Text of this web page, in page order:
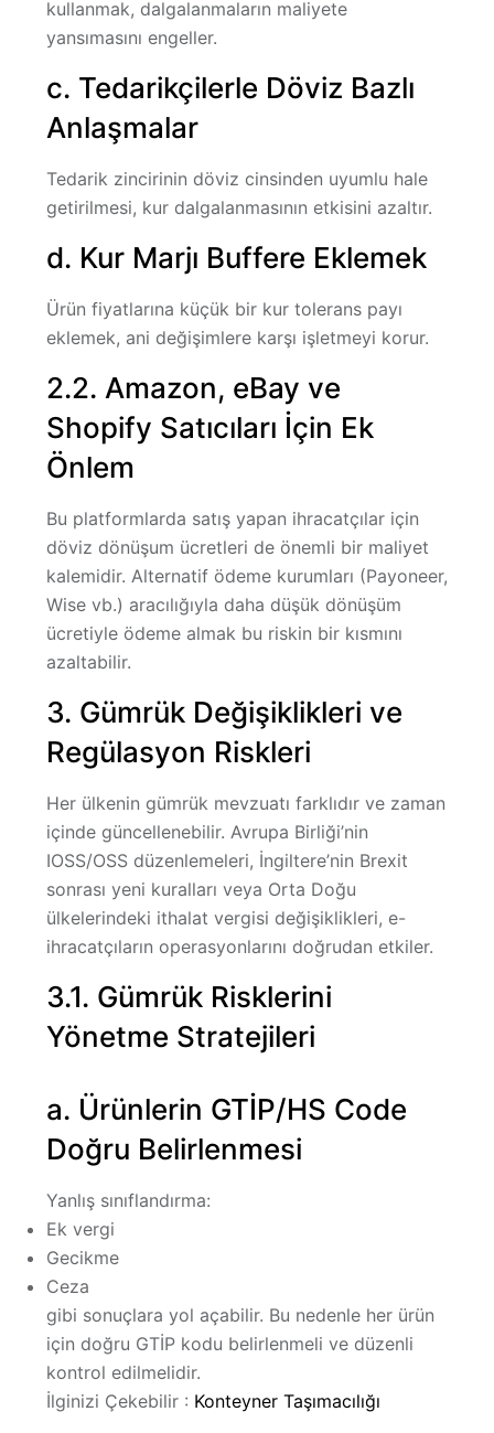
kullanmak, dalgalanmaların maliyete
yansımasını engeller.
c. Tedarikçilerle Döviz Bazlı
Anlaşmalar
Tedarik zincirinin döviz cinsinden uyumlu hale
getirilmesi, kur dalgalanmasının etkisini azaltır.
d. Kur Marjı Buffere Eklemek
Ürün fiyatlarına küçük bir kur tolerans payı
eklemek, ani değişimlere karşı işletmeyi korur.
2.2. Amazon, eBay ve
Shopify Satıcıları İçin Ek
Önlem
Bu platformlarda satış yapan ihracatçılar için
döviz dönüşum ücretleri de önemli bir maliyet
kalemidir. Alternatif ödeme kurumları (Payoneer,
Wise vb.) aracılığıyla daha düşük dönüşüm
ücretiyle ödeme almak bu riskin bir kısmını
azaltabilir.
3. Gümrük Değişiklikleri ve
Regülasyon Riskleri
Her ülkenin gümrük mevzuatı farklıdır ve zaman
içinde güncellenebilir. Avrupa Birliği’nin
IOSS/OSS düzenlemeleri, İngiltere’nin Brexit
sonrası yeni kuralları veya Orta Doğu
ülkelerindeki ithalat vergisi değişiklikleri, e-
ihracatçıların operasyonlarını doğrudan etkiler.
3.1. Gümrük Risklerini
Yönetme Stratejileri
a. Ürünlerin GTİP/HS Code
Doğru Belirlenmesi
Yanlış sınıflandırma:
Ek vergi
Gecikme
Ceza
gibi sonuçlara yol açabilir. Bu nedenle her ürün
için doğru GTİP kodu belirlenmeli ve düzenli
kontrol edilmelidir.
İlginizi Çekebilir : Konteyner Taşımacılığı